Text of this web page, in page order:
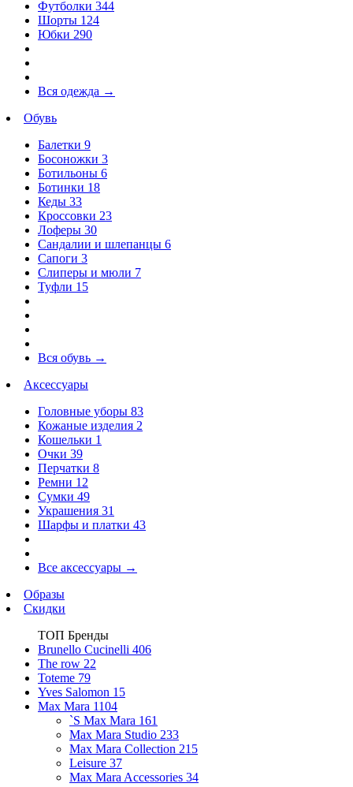
Футболки 344
Шорты 124
Юбки 290
Вся одежда →
Обувь
Балетки 9
Босоножки 3
Ботильоны 6
Ботинки 18
Кеды 33
Кроссовки 23
Лоферы 30
Сандалии и шлепанцы 6
Сапоги 3
Слиперы и мюли 7
Туфли 15
Вся обувь →
Аксессуары
Головные уборы 83
Кожаные изделия 2
Кошельки 1
Очки 39
Перчатки 8
Ремни 12
Сумки 49
Украшения 31
Шарфы и платки 43
Все аксессуары →
Образы
Скидки
ТОП Бренды
Brunello Cucinelli 406
The row 22
Toteme 79
Yves Salomon 15
Max Mara 1104
`S Max Mara 161
Max Mara Studio 233
Max Mara Collection 215
Leisure 37
Max Mara Accessories 34